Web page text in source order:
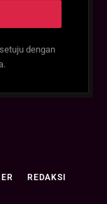
dengan
REDAKSI